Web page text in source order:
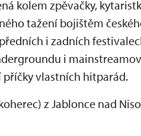
kolem zpěvačky,
tažení bojištěm
i zadních
i
příčky vlastních hitparád.
z Jablonce nad